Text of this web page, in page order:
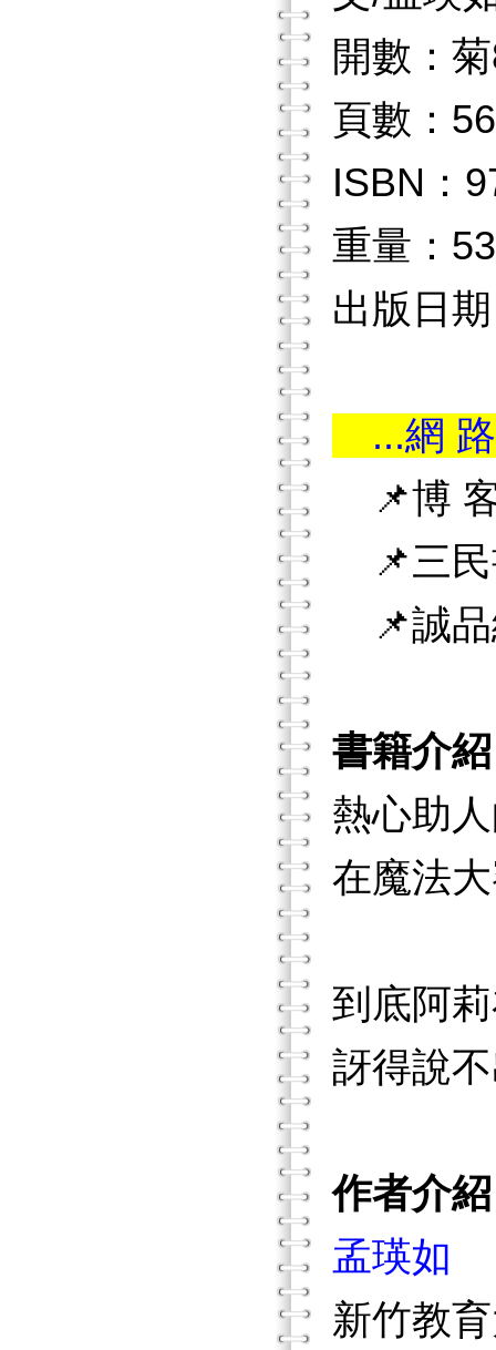
開數：
頁數：56
ISBN：
重量：
出版日
...網
📌博
📌三民
📌誠品
書籍介紹
熱心助
在魔法
到底阿
訝得說
作者介紹
孟瑛如
新竹教